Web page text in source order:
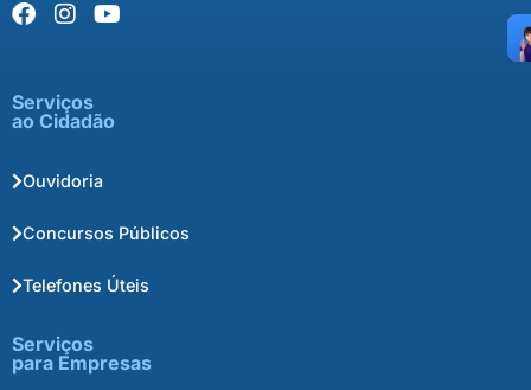
Serviços
ao Cidadão
Ouvidoria
Concursos Públicos
Telefones Úteis
Serviços
para Empresas